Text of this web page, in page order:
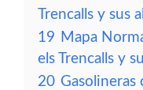
Trencalls y sus
19 Mapa
els Trencalls y
20 Gasolineras